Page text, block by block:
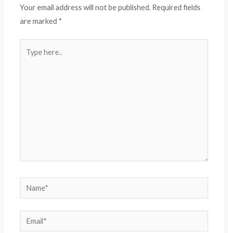
Your email address will not be published. Required fields
are marked *
here..
Name*
Email*